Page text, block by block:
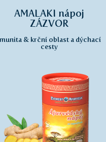
AMALAKI nápoj
ZÁZVOR
& krční oblast a dýchací
cesty